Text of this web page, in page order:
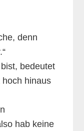
denn
bedeutet
hinaus
hab keine